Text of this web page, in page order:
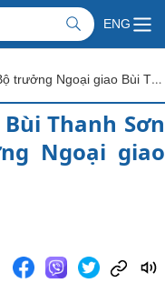
ENG
Bộ trưởng Ngoại giao Bùi Thanh Sơn hội đàm với Bộ trưởng Ngoại giao Nga Sergei Lavrov
Thanh Sơn
Ngoại giao